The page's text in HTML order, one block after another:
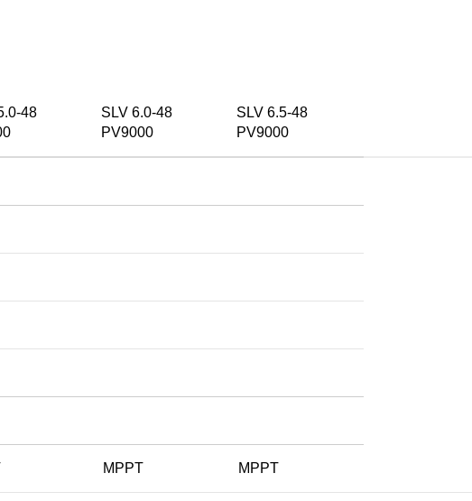
48
SLV 6.0-48
PV9000
SLV 6.5-48
PV9000
MPPT MPPT